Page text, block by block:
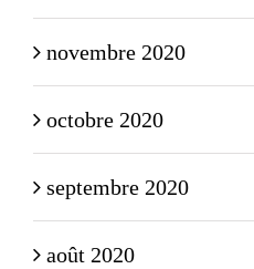
novembre 2020
octobre 2020
septembre 2020
août 2020